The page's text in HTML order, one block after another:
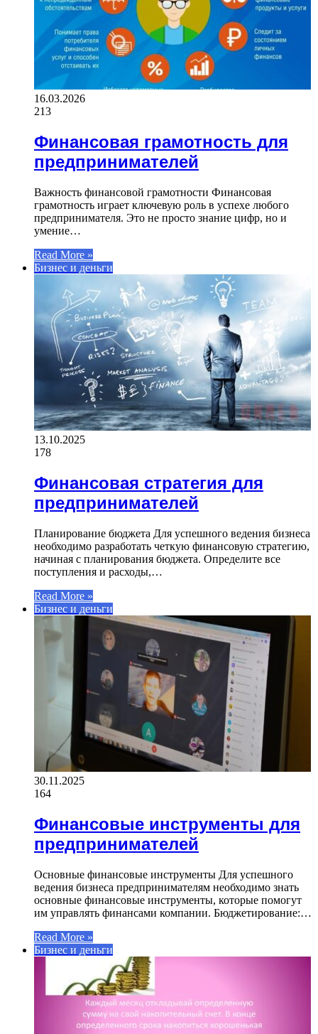
16.03.2026
213
Финансовая грамотность для
предпринимателей
Важность финансовой грамотности Финансовая
грамотность играет ключевую роль в успехе любого
предпринимателя. Это не просто знание цифр, но и
умение…
Read More »
Бизнес и деньги
13.10.2025
178
Финансовая стратегия для
предпринимателей
Планирование бюджета Для успешного ведения бизнеса
необходимо разработать четкую финансовую стратегию,
начиная с планирования бюджета. Определите все
поступления и расходы,…
Read More »
Бизнес и деньги
30.11.2025
164
Финансовые инструменты для
предпринимателей
Основные финансовые инструменты Для успешного
ведения бизнеса предпринимателям необходимо знать
основные финансовые инструменты, которые помогут
им управлять финансами компании. Бюджетирование:…
Read More »
Бизнес и деньги